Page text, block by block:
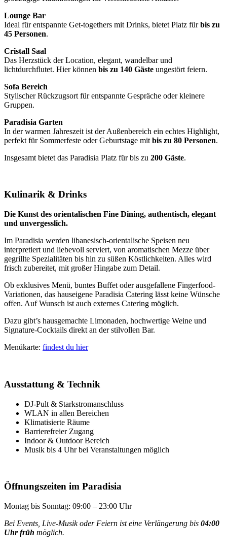
Lounge Bar
Ideal für entspannte Get-togethers mit Drinks, bietet Platz fürbis zu
45 Personen.
Cristall Saal
Das Herzstück der Location, elegant, wandelbar und
lichtdurchflutet. Hier können bis zu 140 Gäste ungestört feiern.
Sofa Bereich
Stylischer Rückzugsort für entspannte Gespräche oder kleinere
Gruppen.
Paradisia Garten
In der warmen Jahreszeit ist der Außenbereich ein echtes Highlight,
perfekt für Sommerfeste oder Geburtstage mit bis zu 80 Personen.
Insgesamt bietet das Paradisia Platz für bis zu 200 Gäste.
Kulinarik & Drinks
Die Kunst des orientalischen Fine Dining, authentisch, elegant
und unvergesslich.
Im Paradisia werden libanesisch-orientalische Speisen neu
interpretiert und liebevoll serviert, von aromatischen Mezze über
gegrillte Spezialitäten bis hin zu süßen Köstlichkeiten. Alles wird
frisch zubereitet, mit großer Hingabe zum Detail.
Ob exklusives Menü, buntes Buffet oder ausgefallene Fingerfood-
Variationen, das hauseigene Paradisia Catering lässt keine Wünsche
offen. Auf Wunsch ist auch externes Catering möglich.
Dazu gibt’s hausgemachte Limonaden, hochwertige Weine und
Signature-Cocktails direkt an der stilvollen Bar.
Menükarte: findest du hier
Ausstattung & Technik
DJ-Pult & Starkstromanschluss
WLAN in allen Bereichen
Klimatisierte Räume
Barrierefreier Zugang
Indoor & Outdoor Bereich
Musik bis 4 Uhr bei Veranstaltungen möglich
Öffnungszeiten im Paradisia
Montag bis Sonntag: 09:00 – 23:00 Uhr
Bei Events, Live-Musik oder Feiern ist eine Verlängerung bis 04:00
Uhr früh möglich.